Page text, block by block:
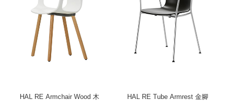
HAL RE Armchair Wood 木
HAL RE Tube Armrest 金腳